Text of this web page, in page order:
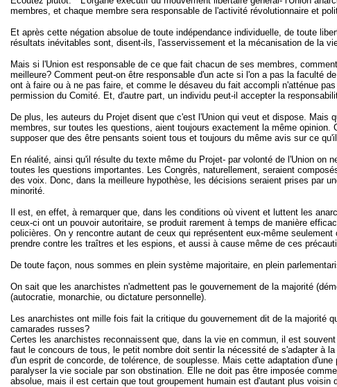
membres, et chaque membre sera responsable de l'activité révolutionnaire et
Et après cette négation absolue de toute indépendance individuelle, de toute
résultats inévitables sont, disent-ils, l'asservissement et la mécanisation de la
Mais si l'Union est responsable de ce que fait chacun de ses membres,
meilleure? Comment peut-on être responsable d'un acte si l'on a pas la faculté
ont à faire ou à ne pas faire, et comme le désaveu du fait accompli n'atténue
permission du Comité. Et, d'autre part, un individu peut-il accepter la
De plus, les auteurs du Projet disent que c'est l'Union qui veut et dispose.
membres, sur toutes les questions, aient toujours exactement la même
supposer que des être pensants soient tous et toujours du même avis sur ce
En réalité, ainsi qu'il résulte du texte même du Projet- par volonté de l'Union
toutes les questions importantes. Les Congrès, naturellement, seraient
des voix. Donc, dans la meilleure hypothèse, les décisions seraient prises par
minorité.
Il est, en effet, à remarquer que, dans les conditions où vivent et luttent les
ceux-ci ont un pouvoir autoritaire, se produit rarement à temps de manière
policières. On y rencontre autant de ceux qui représentent eux-même
prendre contre les traîtres et les espions, et aussi à cause même de ces
De toute façon, nous sommes en plein système majoritaire, en plein
On sait que les anarchistes n'admettent pas le gouvernement de la majorité
(autocratie, monarchie, ou dictature personnelle).
Les anarchistes ont mille fois fait la critique du gouvernement dit de la majorité
camarades russes?
Certes les anarchistes reconnaissent que, dans la vie en commun, il est
faut le concours de tous, le petit nombre doit sentir la nécessité de s'adapter à
d'un esprit de concorde, de tolérence, de souplesse. Mais cette adaptation
paralyser la vie sociale par son obstination. Elle ne doit pas être imposée
absolue, mais il est certain que tout groupement humain est d'autant plus